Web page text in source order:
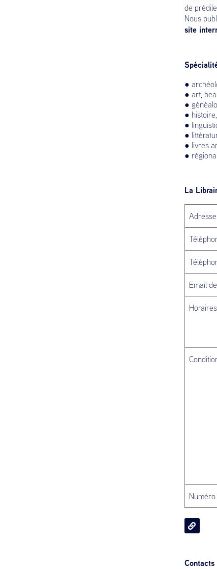
de
Nous
site
●
● art,
●
●
●
●
● livres
●
La
Adresse
Email
Contacts